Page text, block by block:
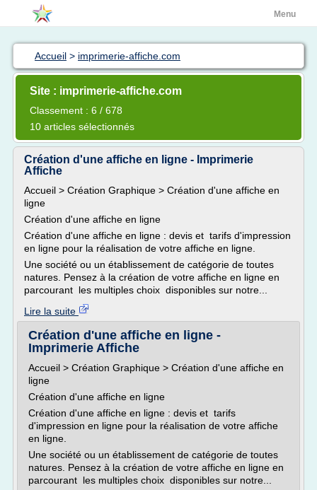
Menu
Accueil > imprimerie-affiche.com
Site : imprimerie-affiche.com
Classement : 6 / 678
10 articles sélectionnés
Création d'une affiche en ligne - Imprimerie
Affiche
Accueil > Création Graphique > Création d'une affiche en
ligne
Création d'une affiche en ligne
Création d'une affiche en ligne : devis et tarifs d'impression
en ligne pour la réalisation de votre affiche en ligne.
Une société ou un établissement de catégorie de toutes
natures. Pensez à la création de votre affiche en ligne en
parcourant les multiples choix disponibles sur notre...
Lire la suite
Création d'une affiche en ligne -
Imprimerie Affiche
Accueil > Création Graphique > Création d'une affiche en
ligne
Création d'une affiche en ligne
Création d'une affiche en ligne : devis et tarifs
d'impression en ligne pour la réalisation de votre affiche
en ligne.
Une société ou un établissement de catégorie de toutes
natures. Pensez à la création de votre affiche en ligne en
parcourant les multiples choix disponibles sur notre...